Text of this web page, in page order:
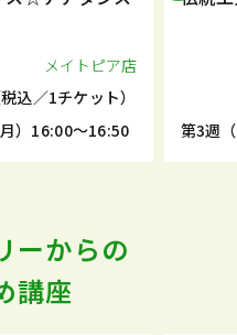
メイトピア店
税込／1チケット）
）16:00～16:50
第3週
ーからの
講座